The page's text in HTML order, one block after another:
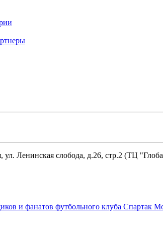
ул. Ленинская слобода, д.26, стр.2 (ТЦ